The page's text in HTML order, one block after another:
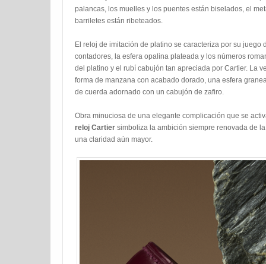
palancas, los muelles y los puentes están biselados, el
barriletes están ribeteados.
El reloj de imitación de platino se caracteriza por su juego
contadores, la esfera opalina plateada y los números
del platino y el rubí cabujón tan apreciada por Cartier. La
forma de manzana con acabado dorado, una esfera
de cuerda adornado con un cabujón de zafiro.
Obra minuciosa de una elegante complicación que se
reloj Cartier simboliza la ambición siempre renovada de
una claridad aún mayor.